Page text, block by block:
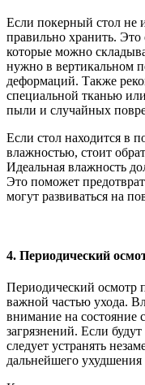
Если покерный стол не
правильно хранить.
которые можно
нужно в вертикальном
деформаций. Также
специальной тканью
пыли и случайных
Если стол находится в
влажностью, стоит
Идеальная влажность
Это поможет
могут развиваться на
4. Периодический
Периодический осмотр
важной частью ухода.
внимание на состояние
загрязнений. Если
следует устранять
дальнейшего ухудшения